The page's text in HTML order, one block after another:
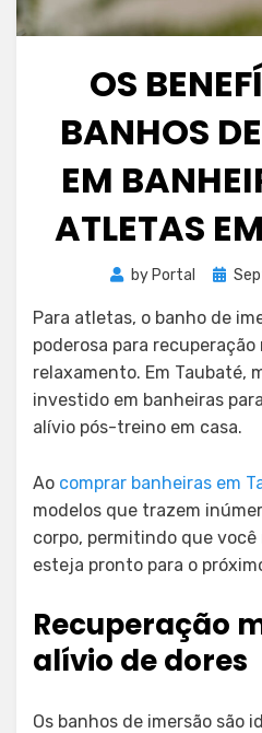
OS
BANHOS
EM
ATLETAS
by Portal
Posted
Para atletas, o banho de
poderosa para
relaxamento. Em Taubaté,
investido em banheiras
alívio pós-treino em casa.
Ao comprar banheiras em
modelos que trazem
corpo, permitindo que
esteja pronto para o
Recuperação
alívio de dores
Os banhos de imersão são